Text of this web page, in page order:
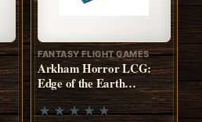
FANTASY FLIGHT GAMES
Arkham Horror LCG:
Edge of the Earth
Investigator Expansion
(ENG)